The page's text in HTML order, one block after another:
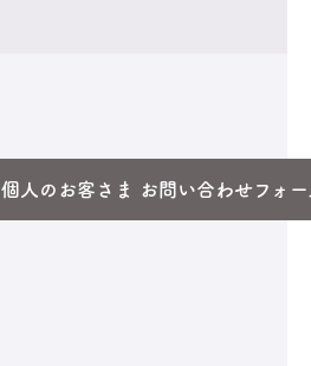
個人のお客さま お問い合わせフォー